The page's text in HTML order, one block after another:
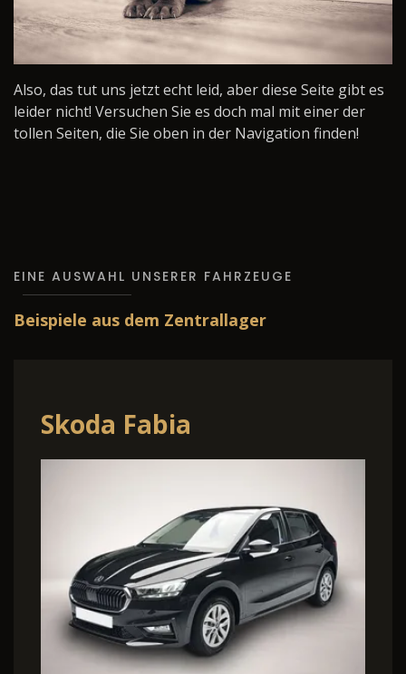
Also, das tut uns jetzt echt leid, aber diese Seite gibt es
leider nicht! Versuchen Sie es doch mal mit einer der
tollen Seiten, die Sie oben in der Navigation finden!
EINE AUSWAHL UNSERER FAHRZEUGE
Beispiele aus dem Zentrallager
Skoda Fabia